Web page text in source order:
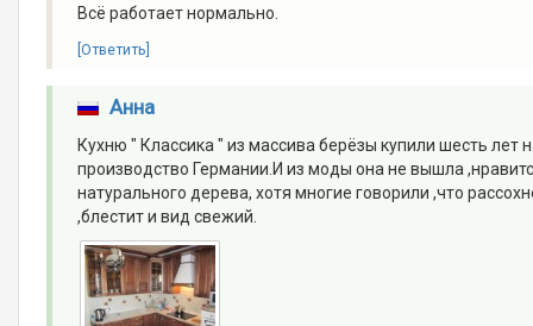
Всё работает нормально.
[Ответить]
Анна
Кухню " Классика " из массива берёзы купили шесть
производство Германии.И из моды она не вышла
натурального дерева, хотя многие говорили ,что
,блестит и вид свежий.